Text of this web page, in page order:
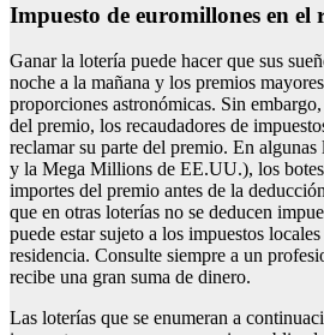
Impuesto de euromillones en el
Ganar la lotería puede hacer que sus
noche a la mañana y los premios
proporciones astronómicas. Sin
del premio, los recaudadores de
reclamar su parte del premio. En
y la Mega Millions de EE.UU.), los
importes del premio antes de la
que en otras loterías no se deducen
puede estar sujeto a los impuestos
residencia. Consulte siempre a un
recibe una gran suma de dinero.
Las loterías que se enumeran a